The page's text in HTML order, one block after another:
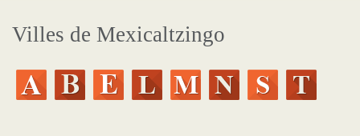
Villes de Mexicaltzingo